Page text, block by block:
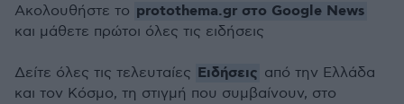
Ακολουθήστε το protothema.gr στο Google News
και μάθετε πρώτοι όλες τις ειδήσεις
Δείτε όλες τις τελευταίες Ειδήσεις από την Ελλάδα
και τον Κόσμο, τη στιγμή που συμβαίνουν, στο